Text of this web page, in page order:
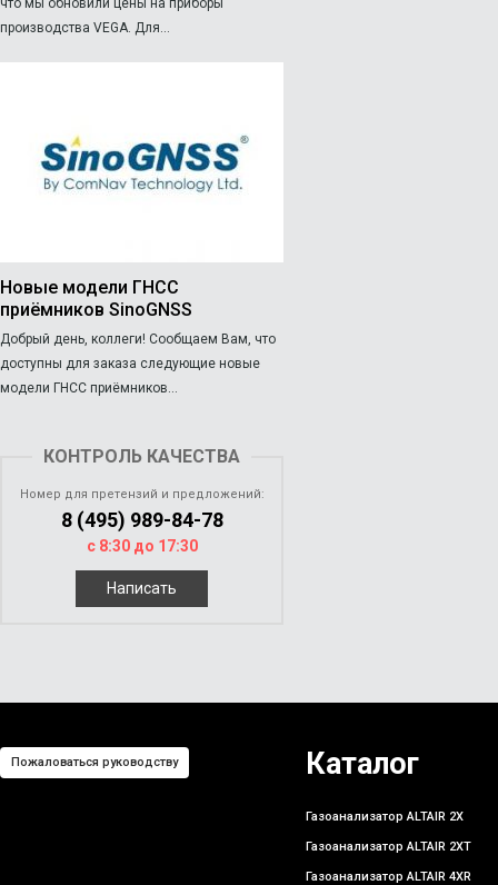
что мы обновили цены на приборы
производства VEGA. Для...
Новые модели ГНСС
приёмников SinoGNSS
Добрый день, коллеги! Сообщаем Вам, что
доступны для заказа следующие новые
модели ГНСС приёмников...
КОНТРОЛЬ КАЧЕСТВА
Номер для претензий и предложений:
8 (495) 989-84-78
с 8:30 до 17:30
Написать
Пожаловаться руководству Каталог
Газоанализатор ALTAIR 2X
Газоанализатор ALTAIR 2XT
Газоанализатор ALTAIR 4XR